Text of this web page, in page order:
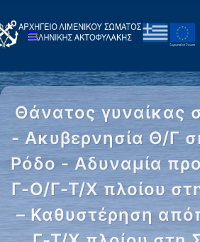
Θάνατος γυναίκας
- Ακυβερνησία Θ/Γ
Ρόδο - Αδυναμία
Γ-Ο/Γ-Τ/Χ πλοίου
– Καθυστέρηση